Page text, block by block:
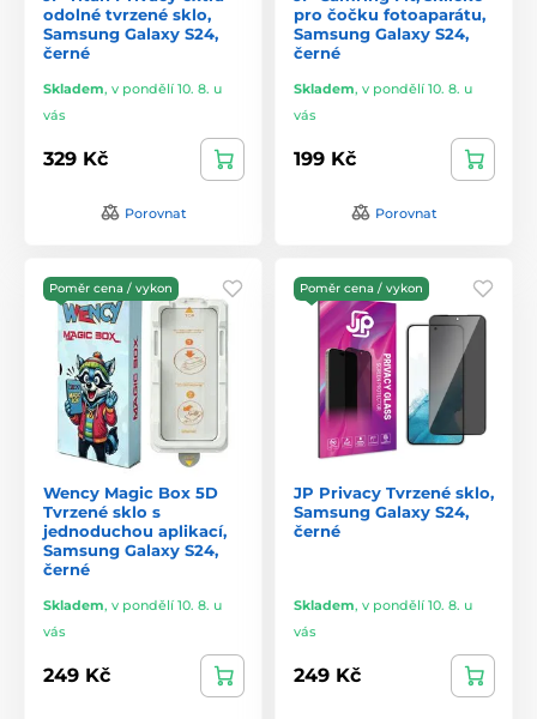
odolné tvrzené sklo,
Samsung Galaxy S24,
černé
Skladem, v pondělí 10. 8. u
vás
329 Kč
Porovnat
pro čočku fotoaparátu,
Samsung Galaxy S24,
černé
Skladem, v pondělí 10. 8. u
vás
199 Kč
Porovnat
Poměr cena / vykon
Wency Magic Box 5D
Tvrzené sklo s
jednoduchou aplikací,
Samsung Galaxy S24,
černé
Skladem, v pondělí 10. 8. u
vás
249 Kč
Poměr cena / vykon
JP Privacy Tvrzené sklo,
Samsung Galaxy S24,
černé
Skladem, v pondělí 10. 8. u
vás
249 Kč